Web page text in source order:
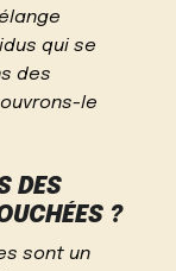
qui se
des
le
DES
?
sont un